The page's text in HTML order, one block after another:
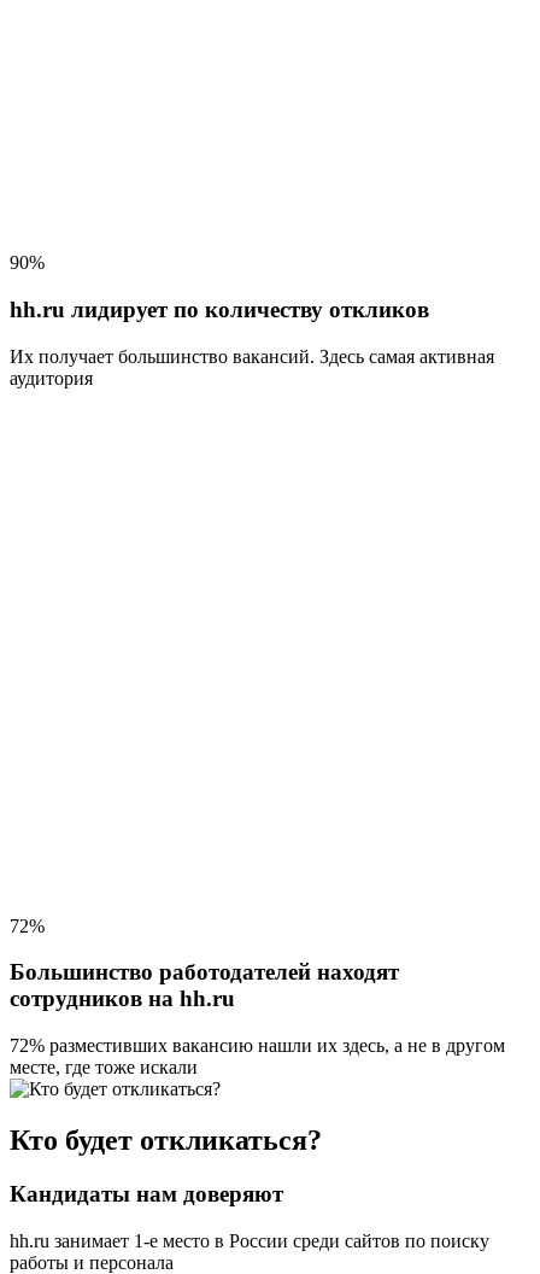
90%
hh.ru лидирует по количеству откликов
Их получает большинство вакансий. Здесь самая активная
аудитория
72%
Большинство работодателей находят
сотрудников на hh.ru
72% разместивших вакансию нашли их здесь, а не в другом
месте, где тоже искали
Кто будет откликаться?
Кандидаты нам доверяют
hh.ru занимает 1-е место в России среди сайтов по поиску
работы и персонала